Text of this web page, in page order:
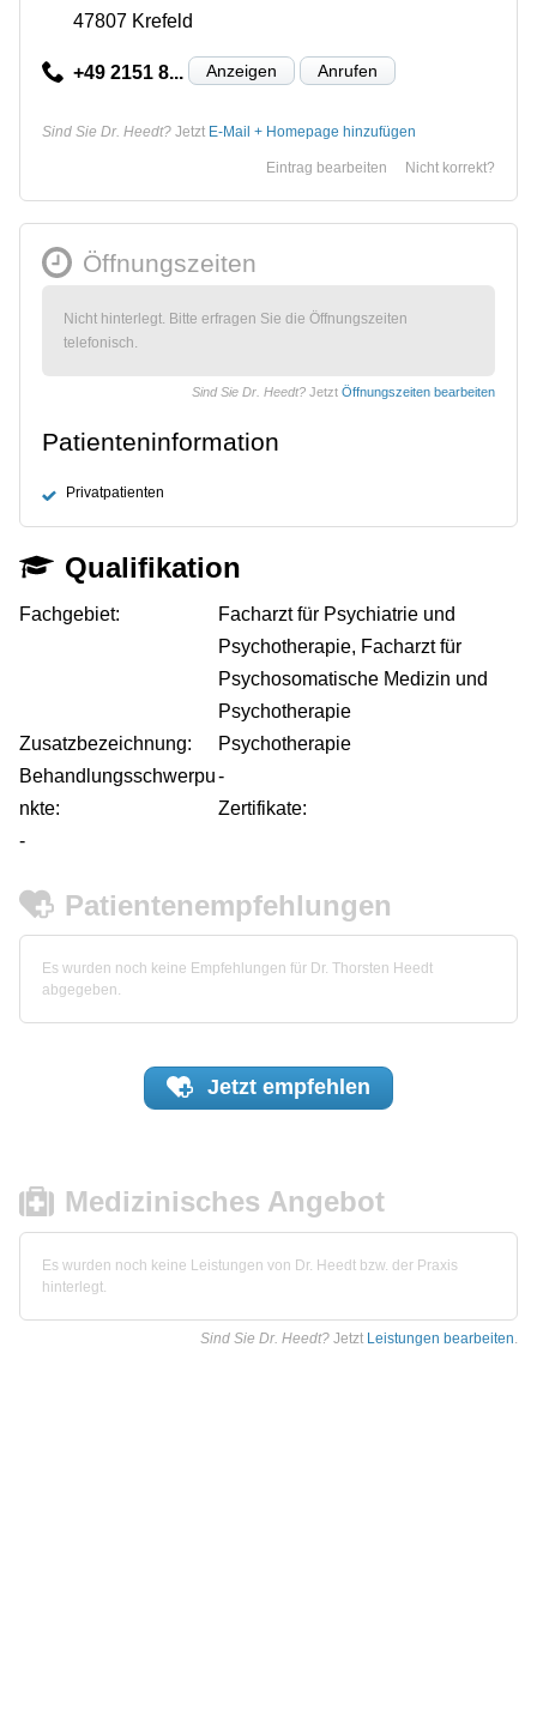
47807 Krefeld
+49 2151 8... Anzeigen Anrufen
Sind Sie Dr. Heedt? Jetzt E-Mail + Homepage hinzufügen
Nicht korrekt?
Eintrag bearbeiten
Öffnungszeiten
Nicht hinterlegt. Bitte erfragen Sie die Öffnungszeiten
telefonisch.
Sind Sie Dr. Heedt? Jetzt Öffnungszeiten bearbeiten
Patienteninformation
Privatpatienten
Qualifikation
Fachgebiet:
Facharzt für Psychiatrie und
Psychotherapie, Facharzt für
Psychosomatische Medizin und
Psychotherapie
Zusatzbezeichnung:
Psychotherapie
Behandlungsschwerpu
nkte:
-
Zertifikate:
-
Patientenempfehlungen
Es wurden noch keine Empfehlungen für Dr. Thorsten Heedt
abgegeben.
Jetzt empfehlen
Medizinisches Angebot
Es wurden noch keine Leistungen von Dr. Heedt bzw. der Praxis
hinterlegt.
Sind Sie Dr. Heedt? Jetzt Leistungen bearbeiten.